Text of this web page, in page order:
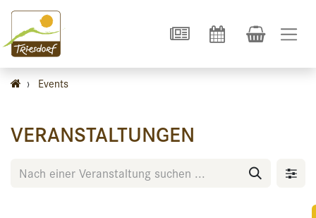
› Events
VERANSTALTUNGEN